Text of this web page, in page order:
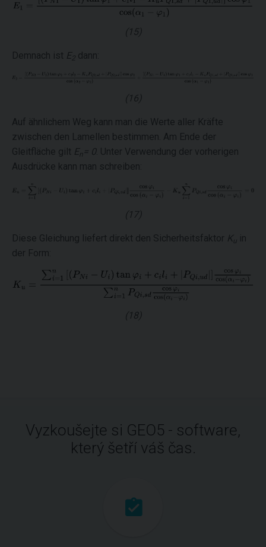
(15)
Demnach ist E2 dann:
(16)
Auf ähnlichem Weg kann man die Werte aller Kräfte
zwischen den Lamellen bestimmen. Am Ende der
Gleitfläche gilt E n = 0. Unter Verwendung der vorherigen
Ausdrücke kann man schreiben:
(17)
Diese Gleichung liefert direkt den Sicherheitsfaktor Ku in
der Form:
(18)
Vyzkoušejte si GEO5 - software,
který šetří váš čas.